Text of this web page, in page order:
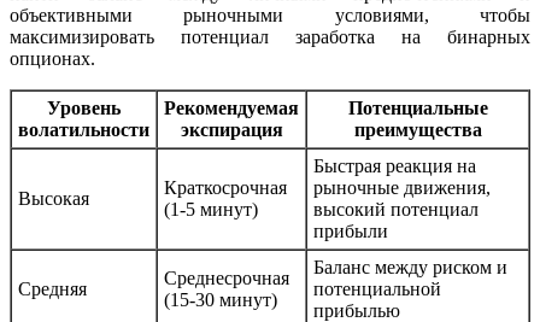
объективными рыночными условиями, чтобы
максимизировать потенциал заработка на бинарных
опционах.
Уровень
волатильности
Рекомендуемая
экспирация
Потенциальные
преимущества
Высокая
Краткосрочная
(1-5 минут)
Быстрая реакция на
рыночные движения,
высокий потенциал
прибыли
Средняя
Среднесрочная
(15-30 минут)
Баланс между риском и
потенциальной
прибылью